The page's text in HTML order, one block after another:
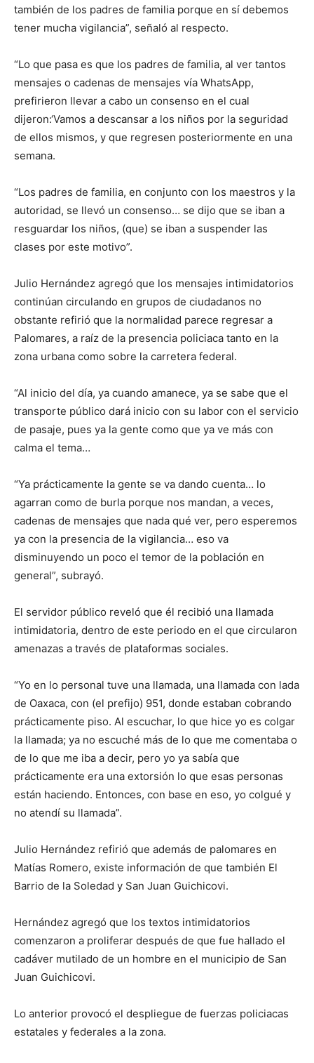
también de los padres de familia porque en sí debemos
tener mucha vigilancia”, señaló al respecto.
“Lo que pasa es que los padres de familia, al ver tantos
mensajes o cadenas de mensajes vía WhatsApp,
prefirieron llevar a cabo un consenso en el cual
dijeron:‘Vamos a descansar a los niños por la seguridad
de ellos mismos, y que regresen posteriormente en una
semana.
“Los padres de familia, en conjunto con los maestros y la
autoridad, se llevó un consenso… se dijo que se iban a
resguardar los niños, (que) se iban a suspender las
clases por este motivo”.
Julio Hernández agregó que los mensajes intimidatorios
continúan circulando en grupos de ciudadanos no
obstante refirió que la normalidad parece regresar a
Palomares, a raíz de la presencia policiaca tanto en la
zona urbana como sobre la carretera federal.
“Al inicio del día, ya cuando amanece, ya se sabe que el
transporte público dará inicio con su labor con el servicio
de pasaje, pues ya la gente como que ya ve más con
calma el tema…
“Ya prácticamente la gente se va dando cuenta… lo
agarran como de burla porque nos mandan, a veces,
cadenas de mensajes que nada qué ver, pero esperemos
ya con la presencia de la vigilancia… eso va
disminuyendo un poco el temor de la población en
general”, subrayó.
El servidor público reveló que él recibió una llamada
intimidatoria, dentro de este periodo en el que circularon
amenazas a través de plataformas sociales.
“Yo en lo personal tuve una llamada, una llamada con lada
de Oaxaca, con (el prefijo) 951, donde estaban cobrando
prácticamente piso. Al escuchar, lo que hice yo es colgar
la llamada; ya no escuché más de lo que me comentaba o
de lo que me iba a decir, pero yo ya sabía que
prácticamente era una extorsión lo que esas personas
están haciendo. Entonces, con base en eso, yo colgué y
no atendí su llamada”.
Julio Hernández refirió que además de palomares en
Matías Romero, existe información de que también El
Barrio de la Soledad y San Juan Guichicovi.
Hernández agregó que los textos intimidatorios
comenzaron a proliferar después de que fue hallado el
cadáver mutilado de un hombre en el municipio de San
Juan Guichicovi.
Lo anterior provocó el despliegue de fuerzas policiacas
estatales y federales a la zona.